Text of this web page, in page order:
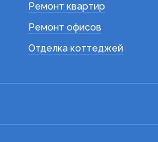
Ремонт квартир
Ремонт офисов
Отделка коттеджей